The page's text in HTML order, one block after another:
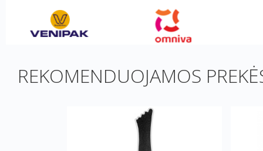
REKOMENDUOJAMOS